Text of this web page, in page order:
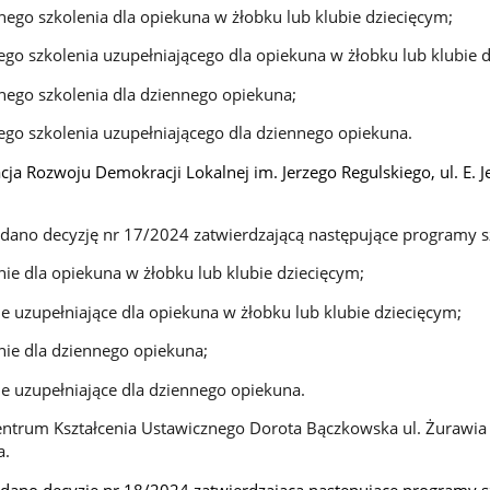
szkolenia dla opiekuna w żłobku lub klubie dziecięcym;
szkolenia uzupełniającego dla opiekuna w żłobku lub klubie
szkolenia dla dziennego opiekuna;
szkolenia uzupełniającego dla dziennego opiekuna.
Rozwoju Demokracji Lokalnej im. Jerzego Regulskiego, ul. E.
decyzję nr 17/2024 zatwierdzającą następujące programy
dla opiekuna w żłobku lub klubie dziecięcym;
uzupełniające dla opiekuna w żłobku lub klubie dziecięcym;
dla dziennego opiekuna;
uzupełniające dla dziennego opiekuna.
Kształcenia Ustawicznego Dorota Bączkowska ul.